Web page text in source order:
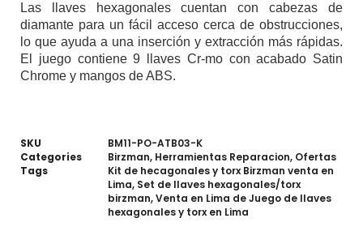
Las llaves hexagonales cuentan con cabezas de
diamante para un fácil acceso cerca de obstrucciones,
lo que ayuda a una inserción y extracción más rápidas.
El juego contiene 9 llaves Cr-mo con acabado Satin
Chrome y mangos de ABS.
SKU
BM11-PO-ATB03-K
Categories
Birzman, Herramientas Reparacion, Ofertas
Tags
Kit de hecagonales y torx Birzman venta en
Lima, Set de llaves hexagonales/torx
birzman,Venta en Lima de Juego de llaves
hexagonales y torx en Lima